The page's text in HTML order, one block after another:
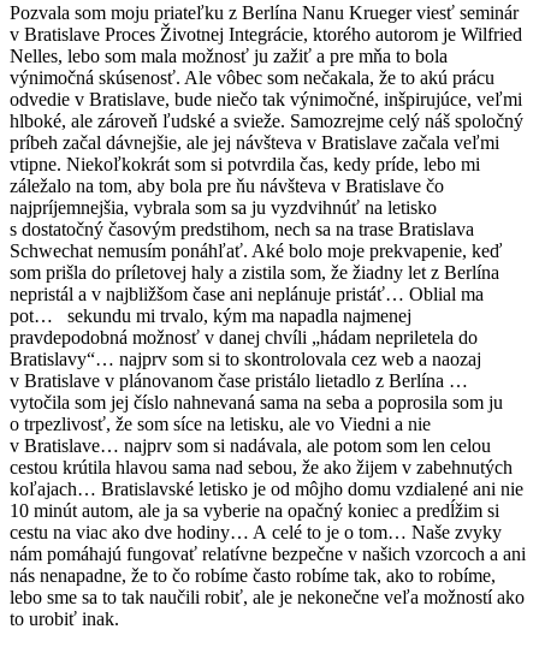
Pozvala som moju priateľku z Berlína Nanu Krueger viesť seminár
v Bratislave Proces Životnej Integrácie, ktorého autorom je Wilfried
Nelles, lebo som mala možnosť ju zažiť a pre mňa to bola
výnimočná skúsenosť. Ale vôbec som nečakala, že to akú prácu
odvedie v Bratislave, bude niečo tak výnimočné, inšpirujúce, veľmi
hlboké, ale zároveň ľudské a svieže. Samozrejme celý náš spoločný
príbeh začal dávnejšie, ale jej návšteva v Bratislave začala veľmi
vtipne. Niekoľkokrát som si potvrdila čas, kedy príde, lebo mi
záležalo na tom, aby bola pre ňu návšteva v Bratislave čo
najpríjemnejšia, vybrala som sa ju vyzdvihnúť na letisko
s dostatočný časovým predstihom, nech sa na trase Bratislava
Schwechat nemusím ponáhľať. Aké bolo moje prekvapenie, keď
som prišla do príletovej haly a zistila som, že žiadny let z Berlína
nepristál a v najbližšom čase ani neplánuje pristáť… Oblial ma
pot… sekundu mi trvalo, kým ma napadla najmenej
pravdepodobná možnosť v danej chvíli „hádam nepriletela do
Bratislavy“… najprv som si to skontrolovala cez web a naozaj
v Bratislave v plánovanom čase pristálo lietadlo z Berlína …
vytočila som jej číslo nahnevaná sama na seba a poprosila som ju
o trpezlivosť, že som síce na letisku, ale vo Viedni a nie
v Bratislave… najprv som si nadávala, ale potom som len celou
cestou krútila hlavou sama nad sebou, že ako žijem v zabehnutých
koľajach… Bratislavské letisko je od môjho domu vzdialené ani nie
10 minút autom, ale ja sa vyberie na opačný koniec a predĺžim si
cestu na viac ako dve hodiny… A celé to je o tom… Naše zvyky
nám pomáhajú fungovať relatívne bezpečne v našich vzorcoch a ani
nás nenapadne, že to čo robíme často robíme tak, ako to robíme,
lebo sme sa to tak naučili robiť, ale je nekonečne veľa možností ako
to urobiť inak.